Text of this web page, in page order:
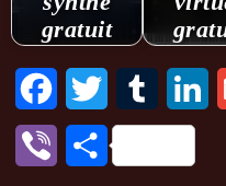
gratuit
FacebookTwitter Tumblr
Viber Partager